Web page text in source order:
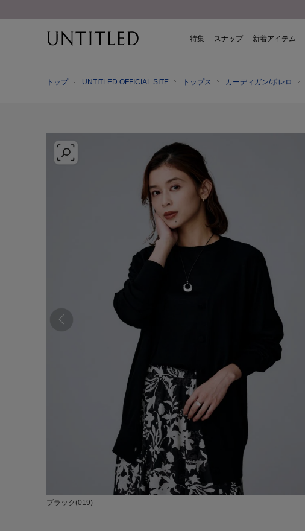
特集 スナップ 新着アイテム
トップ UNTITLED OFFICIAL SITE トップス カーディガン/ボレロ
ブラック(019)